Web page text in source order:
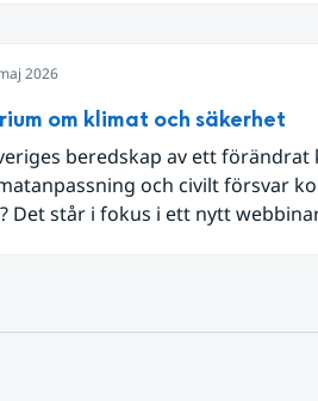
(SGI), att arbeta med
teknisk säkerhet kombineras
och hänsyn till landskapet.
2026
om klimat och säkerhet
beredskap av ett förändrat
och civilt försvar
Det står i fokus i ett nytt